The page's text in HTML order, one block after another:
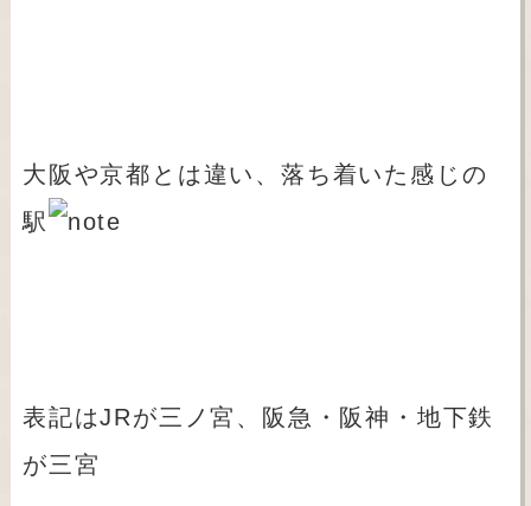
大阪や京都とは違い、落ち着いた感じの
駅
表記はJRが三ノ宮、阪急・阪神・地下鉄
が三宮